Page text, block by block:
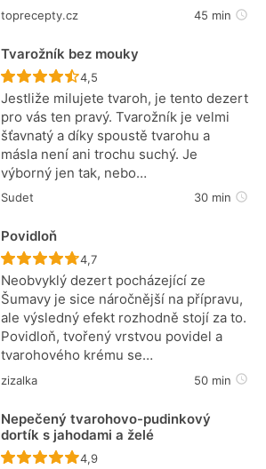
toprecepty.cz 45 min
Tvarožník bez mouky
Recept ještě nebyl hodnocen
4,5
Jestliže milujete tvaroh, je tento dezert
pro vás ten pravý. Tvarožník je velmi
šťavnatý a díky spoustě tvarohu a
másla není ani trochu suchý. Je
výborný jen tak, nebo…
Sudet 30 min
Povidloň
Recept ještě nebyl hodnocen
4,7
Neobvyklý dezert pocházející ze
Šumavy je sice náročnější na přípravu,
ale výsledný efekt rozhodně stojí za to.
Povidloň, tvořený vrstvou povidel a
tvarohového krému se…
zizalka 50 min
Nepečený tvarohovo-pudinkový
dortík s jahodami a želé
Recept ještě nebyl hodnocen
4,9